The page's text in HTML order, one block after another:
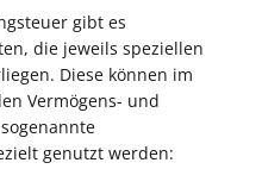
gibt es
die jeweils speziellen
Diese können im
Vermögens- und
genutzt werden: